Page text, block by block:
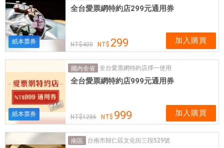
紙本票券
全台愛票網特約店299元通用券
400 299 加入購買
紙本票券
國內全省 全台愛票網特約店擇一使用
全台愛票網特約店999元通用券
1286 999 加入購買
南區 台南市歸仁區文化街三段529號